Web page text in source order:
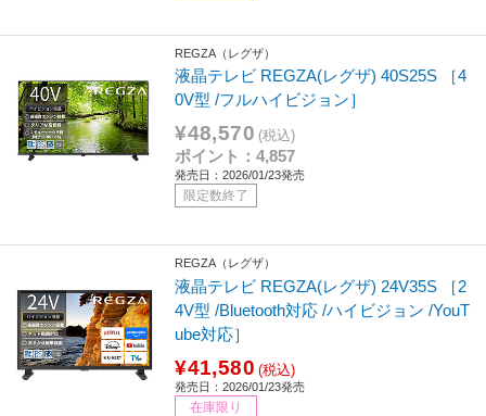
REGZA（レグザ）
液晶テレビ REGZA(レグザ) 40S25S ［4
0V型 /フルハイビジョン］
¥48,570 (税込)
ポイント：4,857
発売日：2026/01/23発売
限定数終了
REGZA（レグザ）
液晶テレビ REGZA(レグザ) 24V35S ［2
4V型 /Bluetooth対応 /ハイビジョン /YouT
ube対応］
¥41,580 (税込)
発売日：2026/01/23発売
在庫限り